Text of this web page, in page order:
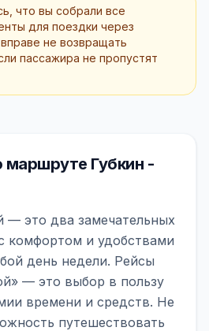
что вы собрали все
для поездки через
не возвращать
пассажира не пропустят
Губкин -
— это два замечательных
комфортом и удобствами
день недели. Рейсы
— это выбор в пользу
времени и средств. Не
путешествовать